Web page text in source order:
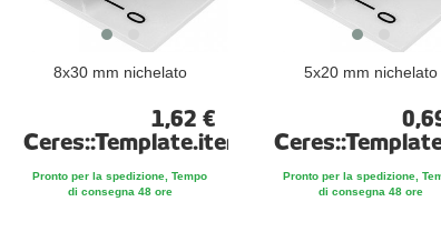
8x30 mm nichelato
1,62 €
Ceres::Template.itemFootnote
Pronto per la spedizione, Tempo
di consegna 48 ore
5x20 mm nichelato
Pronto per la spedizione,
di consegna 48 ore